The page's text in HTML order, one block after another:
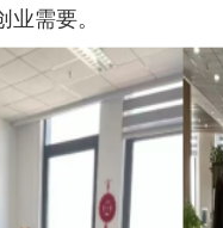
需要。